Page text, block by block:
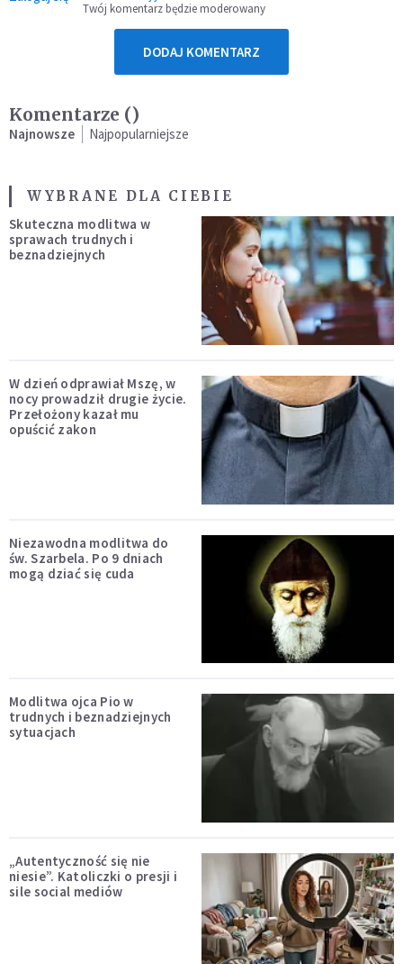
Twój komentarz będzie moderowany
DODAJ KOMENTARZ
Komentarze ()
Najnowsze Najpopularniejsze
WYBRANE DLA CIEBIE
Skuteczna modlitwa w
sprawach trudnych i
beznadziejnych
W dzień odprawiał Mszę, w
nocy prowadził drugie życie.
Przełożony kazał mu
opuścić zakon
Niezawodna modlitwa do
św. Szarbela. Po 9 dniach
mogą dziać się cuda
Modlitwa ojca Pio w
trudnych i beznadziejnych
sytuacjach
„Autentyczność się nie
niesie”. Katoliczki o presji i
sile social mediów